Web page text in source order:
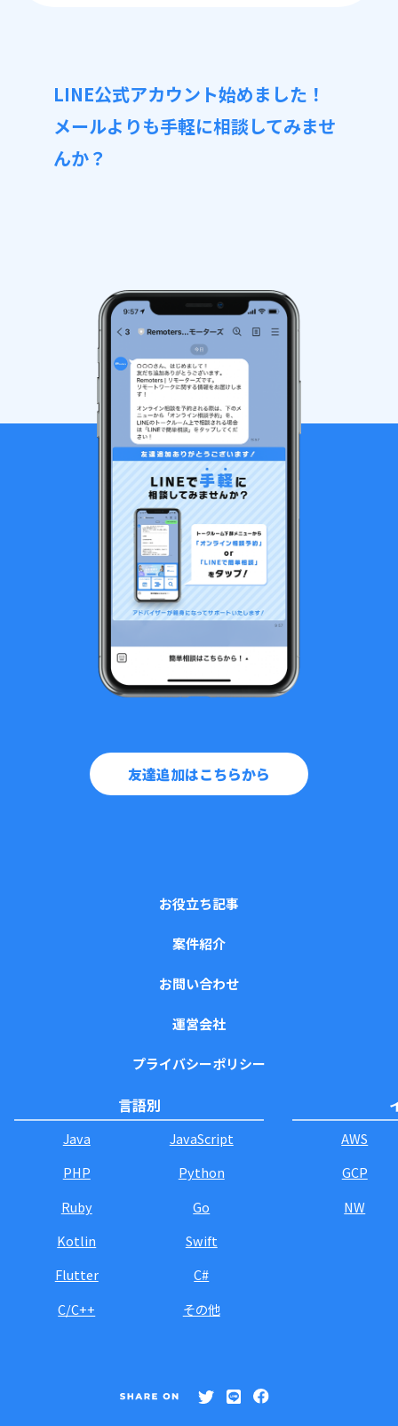
LINE公式アカウント始めました！
メールよりも手軽に相談してみませ
んか？
友達追加はこちらから
お役立ち記事
案件紹介
お問い合わせ
運営会社
プライバシーポリシー
言語別
Java
JavaScript
PHP
Python
Ruby
Go
Kotlin
Swift
Flutter
C#
C/C++
その他
AWS
GCP
NW